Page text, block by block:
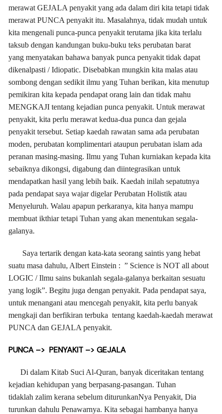
merawat GEJALA penyakit yang ada dalam diri kita tetapi tidak
merawat PUNCA penyakit itu. Masalahnya, tidak mudah untuk
kita mengenali punca-punca penyakit terutama jika kita terlalu
taksub dengan kandungan buku-buku teks perubatan barat
yang menyatakan bahawa banyak punca penyakit tidak dapat
dikenalpasti / Idiopatic. Disebabkan mungkin kita malas atau
sombong dengan sedikit ilmu yang Tuhan berikan, kita menutup
pemikiran kita kepada pendapat orang lain dan tidak mahu
MENGKAJI tentang kejadian punca penyakit. Untuk merawat
penyakit, kita perlu merawat kedua-dua punca dan gejala
penyakit tersebut. Setiap kaedah rawatan sama ada perubatan
moden, perubatan komplimentari ataupun perubatan islam ada
peranan masing-masing. Ilmu yang Tuhan kurniakan kepada kita
sebaiknya dikongsi, digabung dan diintegrasikan untuk
mendapatkan hasil yang lebih baik. Kaedah inilah sepatutnya
pada pendapat saya wajar digelar Perubatan Holistik atau
Menyeluruh. Walau apapun perkaranya, kita hanya mampu
membuat ikthiar tetapi Tuhan yang akan menentukan segala-
galanya.
Saya tertarik dengan kata-kata seorang saintis yang hebat
suatu masa dahulu, Albert Einstein : ” Science is NOT all about
LOGIC / Ilmu sains bukanlah segala-galanya berkaitan sesuatu
yang logik”. Begitu juga dengan penyakit. Pada pendapat saya,
untuk menangani atau mencegah penyakit, kita perlu banyak
mengkaji dan berfikiran terbuka tentang kaedah-kaedah merawat
PUNCA dan GEJALA penyakit.
PUNCA –> PENYAKIT –> GEJALA
Di dalam Kitab Suci Al-Quran, banyak diceritakan tentang
kejadian kehidupan yang berpasang-pasangan. Tuhan
tidaklah zalim kerana sebelum diturunkanNya Penyakit, Dia
turunkan dahulu Penawarnya. Kita sebagai hambanya hanya